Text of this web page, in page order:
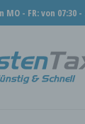
- FR: von 07:30 -